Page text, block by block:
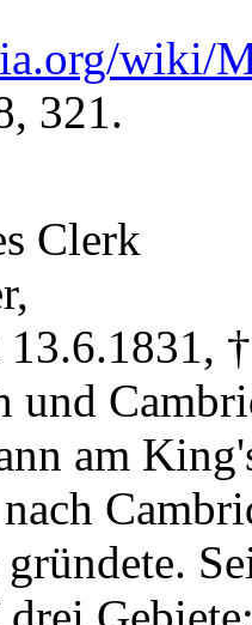
wiki/
321.
Clerk
und
am